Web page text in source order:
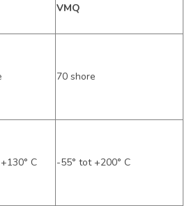
VMQ
70 shore
C -55° tot +200° C